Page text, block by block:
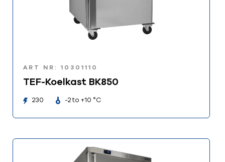
ART NR: 10301110
TEF-Koelkast BK850
230 -2 to +10 °C